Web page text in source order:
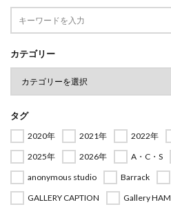
カテゴリー
タグ
2020年 2021年 2022年
2025年
2026年 A・C・S
anonymous studio
Barrack
GALLERY CAPTION
Gallery HAM